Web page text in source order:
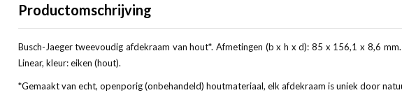
Productomschrijving
Busch-Jaeger tweevoudig afdekraam van hout*. Afmetingen (b x h x d): 85 x 156,1 x 8,6
Linear, kleur: eiken (hout).
*Gemaakt van echt, openporig (onbehandeld) houtmateriaal, elk afdekraam is uniek door